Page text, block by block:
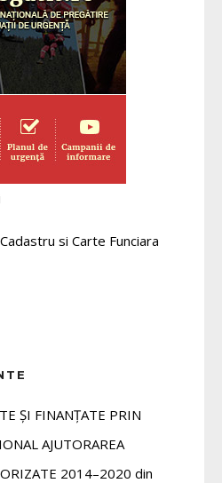
si Carte Funciara
ȘI FINANȚATE PRIN
AJUTORAREA
2014–2020 din